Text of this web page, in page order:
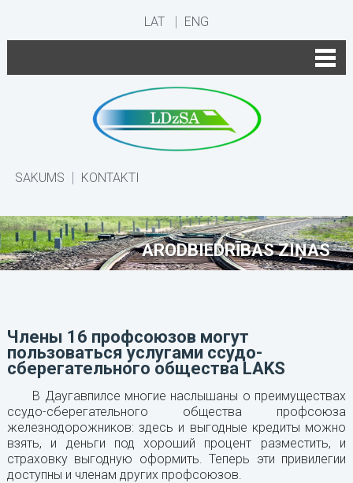
LAT ENG
SĀKUMS KONTAKTI
ARODBIEDRĪBAS ZIŅAS
Члены 16 профсоюзов могут
пользоваться услугами ссудо-
сберегательного общества LAKS
В Даугавпилсе многие наслышаны о преимуществах
ссудо-сберегательного общества профсоюза
железнодорожников: здесь и выгодные кредиты можно
взять, и деньги под хороший процент разместить, и
страховку выгодную оформить. Теперь эти привилегии
доступны и членам других профсоюзов.